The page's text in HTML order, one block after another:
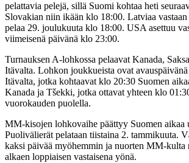
pelattavia pelejä, sillä Suomi kohtaa heti
Slovakian niin ikään klo 18:00. Latviaa
pelaa 29. joulukuuta klo 18:00. USA asettuu
viimeisenä päivänä klo 23:00.
Turnauksen A-lohkossa pelaavat Kanada,
Itävalta. Lohkon joukkueista ovat
Itävalta, jotka kohtaavat klo 20:30 Suomen
Kanada ja Tšekki, jotka ottavat yhteen klo
vuorokauden puolella.
MM-kisojen lohkovaihe päättyy Suomen aikaa
Puolivälierät pelataan tiistaina 2. tammikuuta.
kaksi päivää myöhemmin ja nuorten MM-kulta
alkaen loppiaisen vastaisena yönä.